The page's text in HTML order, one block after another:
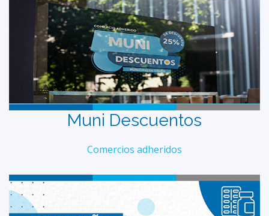
Muni Descuentos
Comercios adheridos